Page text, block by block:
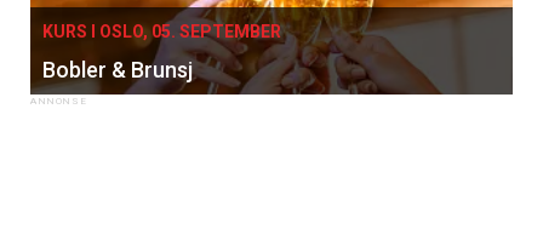
KURS I OSLO, 05. SEPTEMBER
Bobler & Brunsj